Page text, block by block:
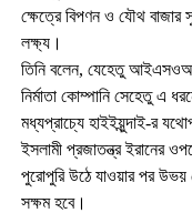
ক্ষেত্রে বিপণন ও যৌথ বাজার
লক্ষ্য।
তিনি বলেন, যেহেতু
নির্মাতা কোম্পানি সেহেতু
মধ্যপ্রাচ্যে হাইইয়ুন্দাই-র
ইসলামী প্রজাতন্ত্র ইরানের
পুরোপুরি উঠে যাওয়ার পর উভয়
সক্ষম হবে।